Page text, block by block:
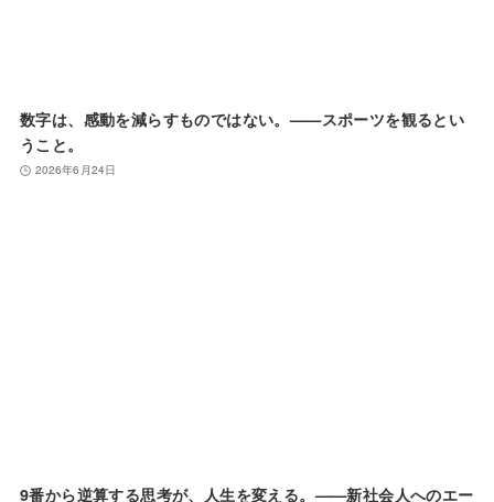
数字は、感動を減らすものではない。——スポーツを観るとい
うこと。
2026年6月24日
9番から逆算する思考が、人生を変える。——新社会人へのエー